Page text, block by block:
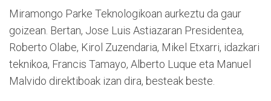
Miramongo Parke Teknologikoan aurkeztu da gaur
goizean. Bertan, Jose Luis Astiazaran Presidentea,
Roberto Olabe, Kirol Zuzendaria, Mikel Etxarri, idazkari
teknikoa, Francis Tamayo, Alberto Luque eta Manuel
Malvido direktiboak izan dira, besteak beste.